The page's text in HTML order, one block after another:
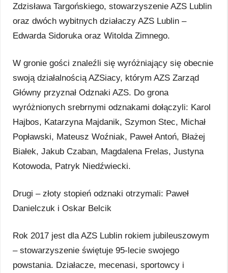
Zdzisława Targońskiego, stowarzyszenie AZS Lublin
oraz dwóch wybitnych działaczy AZS Lublin –
Edwarda Sidoruka oraz Witolda Zimnego.
W gronie gości znaleźli się wyróżniający się obecnie
swoją działalnością AZSiacy, którym AZS Zarząd
Główny przyznał Odznaki AZS. Do grona
wyróżnionych srebrnymi odznakami dołączyli: Karol
Hajbos, Katarzyna Majdanik, Szymon Stec, Michał
Popławski, Mateusz Woźniak, Paweł Antoń, Błażej
Białek, Jakub Czaban, Magdalena Frelas, Justyna
Kotowoda, Patryk Niedźwiecki.
Drugi – złoty stopień odznaki otrzymali: Paweł
Danielczuk i Oskar Belcik
Rok 2017 jest dla AZS Lublin rokiem jubileuszowym
– stowarzyszenie świętuje 95-lecie swojego
powstania. Działacze, mecenasi, sportowcy i